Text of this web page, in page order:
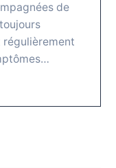
de
régulièrement